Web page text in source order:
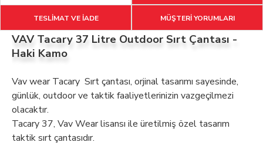
TESLİMAT VE İADE MÜŞTERİ YORUMLARI
VAV Tacary 37 Litre Outdoor Sırt Çantası -
Haki Kamo
Vav wear Tacary Sırt çantası, orjinal tasarımı sayesinde,
günlük, outdoor ve taktik faaliyetlerinizin vazgeçilmezi
olacaktır.
Tacary 37, Vav Wear lisansı ile üretilmiş özel tasarım
taktik sırt çantasıdır.